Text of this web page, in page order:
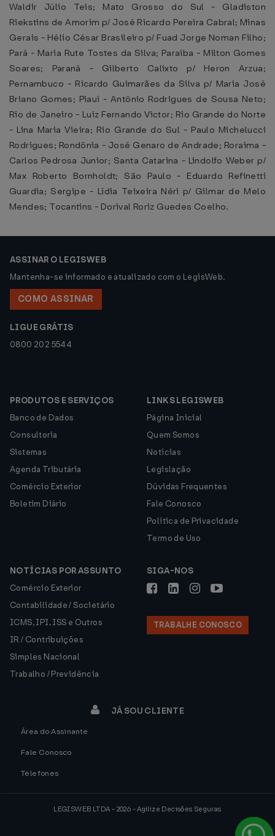
Waldir Júlio Teis; Mato Grosso do Sul - Gladiston
Riekstins de Amorim p/ José Ricardo Pereira Cabral; Minas
Gerais - Hélio César Brasileiro p/ Fuad Jorge Noman Filho;
Pará - Maria Rute Tostes da Silva; Paraíba - Milton Gomes
Soares; Paraná - Gilberto Calixto p/ Heron Arzua;
Pernambuco - Ricardo Guimarães da Silva p/ Maria José
Briano Gomes; Piauí - Antônio Rodrigues de Sousa Neto;
Rio de Janeiro - Luiz Fernando Victor; Rio Grande do Norte
- Lina Maria Vieira; Rio Grande do Sul - Paulo Michelucci
Rodrigues; Rondônia - José Genaro de Andrade; Roraima -
Carlos Pedrosa Junior; Santa Catarina - Lindolfo Weber p/
Max Roberto Bornholdt; São Paulo - Eduardo Refinetti
Guardia; Sergipe - Lídia Teixeira Néri p/ Gilmar de Melo
Mendes; Tocantins - Dorival Roriz Guedes Coelho.
ASSINAR O LEGISWEB
Mantenha-se informado e atualizado com o LegisWeb.
COMO ASSINAR
LIGUE GRÁTIS
0800 202 5544
PRODUTOS E SERVIÇOS
Banco de Dados
Consultoria
Sistemas
Agenda Tributária
Comércio Exterior
Boletim Diário
LINKS LEGISWEB
Página Inicial
Quem Somos
Notícias
Legislação
Dúvidas Frequentes
Fale Conosco
Política de Privacidade
Termo de Uso
NOTÍCIAS POR ASSUNTO
Comércio Exterior
Contabilidade / Societário
ICMS, IPI, ISS e Outros
IR / Contribuições
Simples Nacional
Trabalho / Previdência
SIGA-NOS
TRABALHE CONOSCO
JÁ SOU CLIENTE
Área do Assinante
Fale Conosco
Telefones
LEGISWEB LTDA - 2026 - Agilize Decisões Seguras